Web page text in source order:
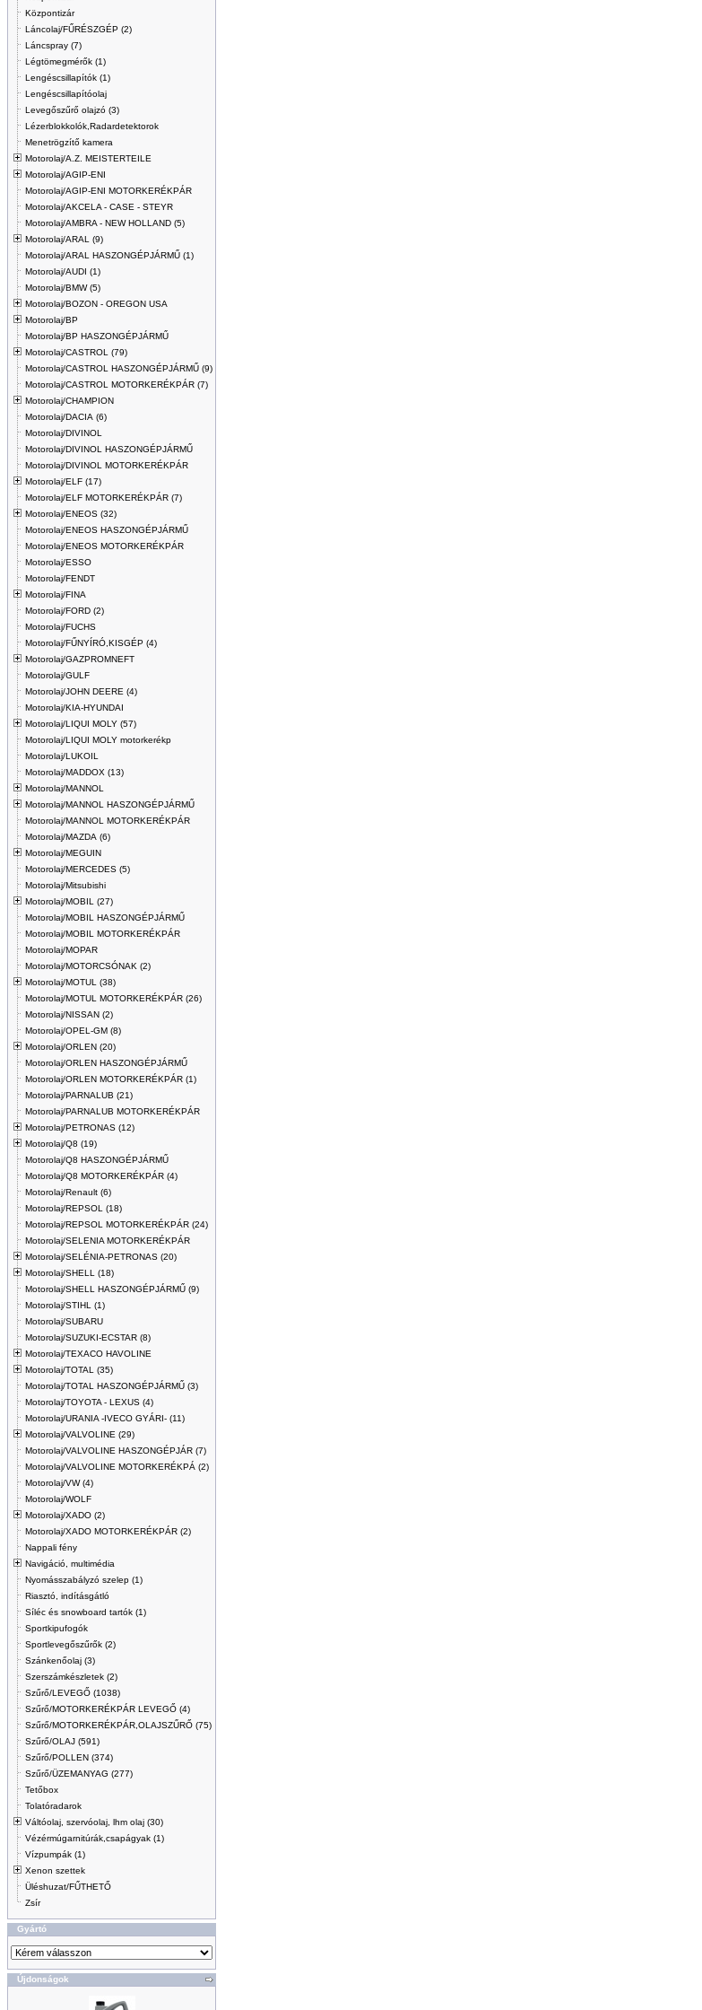
Központizár
Láncolaj/FŰRÉSZGÉP (2)
Láncspray (7)
Légtömegmérők (1)
Lengéscsillapítók (1)
Lengéscsillapítóolaj
Levegőszűrő olajzó (3)
Lézerblokkolók,Radardetektorok
Menetrögzítő kamera
Motorolaj/A.Z. MEISTERTEILE
Motorolaj/AGIP-ENI
Motorolaj/AGIP-ENI MOTORKERÉKPÁR
Motorolaj/AKCELA - CASE - STEYR
Motorolaj/AMBRA - NEW HOLLAND (5)
Motorolaj/ARAL (9)
Motorolaj/ARAL HASZONGÉPJÁRMŰ (1)
Motorolaj/AUDI (1)
Motorolaj/BMW (5)
Motorolaj/BOZON - OREGON USA
Motorolaj/BP
Motorolaj/BP HASZONGÉPJÁRMŰ
Motorolaj/CASTROL (79)
Motorolaj/CASTROL HASZONGÉPJÁRMŰ (9)
Motorolaj/CASTROL MOTORKERÉKPÁR (7)
Motorolaj/CHAMPION
Motorolaj/DACIA (6)
Motorolaj/DIVINOL
Motorolaj/DIVINOL HASZONGÉPJÁRMŰ
Motorolaj/DIVINOL MOTORKERÉKPÁR
Motorolaj/ELF (17)
Motorolaj/ELF MOTORKERÉKPÁR (7)
Motorolaj/ENEOS (32)
Motorolaj/ENEOS HASZONGÉPJÁRMŰ
Motorolaj/ENEOS MOTORKERÉKPÁR
Motorolaj/ESSO
Motorolaj/FENDT
Motorolaj/FINA
Motorolaj/FORD (2)
Motorolaj/FUCHS
Motorolaj/FŰNYÍRÓ,KISGÉP (4)
Motorolaj/GAZPROMNEFT
Motorolaj/GULF
Motorolaj/JOHN DEERE (4)
Motorolaj/KIA-HYUNDAI
Motorolaj/LIQUI MOLY (57)
Motorolaj/LIQUI MOLY motorkerékp
Motorolaj/LUKOIL
Motorolaj/MADDOX (13)
Motorolaj/MANNOL
Motorolaj/MANNOL HASZONGÉPJÁRMŰ
Motorolaj/MANNOL MOTORKERÉKPÁR
Motorolaj/MAZDA (6)
Motorolaj/MEGUIN
Motorolaj/MERCEDES (5)
Motorolaj/Mitsubishi
Motorolaj/MOBIL (27)
Motorolaj/MOBIL HASZONGÉPJÁRMŰ
Motorolaj/MOBIL MOTORKERÉKPÁR
Motorolaj/MOPAR
Motorolaj/MOTORCSÓNAK (2)
Motorolaj/MOTUL (38)
Motorolaj/MOTUL MOTORKERÉKPÁR (26)
Motorolaj/NISSAN (2)
Motorolaj/OPEL-GM (8)
Motorolaj/ORLEN (20)
Motorolaj/ORLEN HASZONGÉPJÁRMŰ
Motorolaj/ORLEN MOTORKERÉKPÁR (1)
Motorolaj/PARNALUB (21)
Motorolaj/PARNALUB MOTORKERÉKPÁR
Motorolaj/PETRONAS (12)
Motorolaj/Q8 (19)
Motorolaj/Q8 HASZONGÉPJÁRMŰ
Motorolaj/Q8 MOTORKERÉKPÁR (4)
Motorolaj/Renault (6)
Motorolaj/REPSOL (18)
Motorolaj/REPSOL MOTORKERÉKPÁR (24)
Motorolaj/SELENIA MOTORKERÉKPÁR
Motorolaj/SELÉNIA-PETRONAS (20)
Motorolaj/SHELL (18)
Motorolaj/SHELL HASZONGÉPJÁRMŰ (9)
Motorolaj/STIHL (1)
Motorolaj/SUBARU
Motorolaj/SUZUKI-ECSTAR (8)
Motorolaj/TEXACO HAVOLINE
Motorolaj/TOTAL (35)
Motorolaj/TOTAL HASZONGÉPJÁRMŰ (3)
Motorolaj/TOYOTA - LEXUS (4)
Motorolaj/URANIA -IVECO GYÁRI- (11)
Motorolaj/VALVOLINE (29)
Motorolaj/VALVOLINE HASZONGÉPJÁR (7)
Motorolaj/VALVOLINE MOTORKERÉKPÁ (2)
Motorolaj/VW (4)
Motorolaj/WOLF
Motorolaj/XADO (2)
Motorolaj/XADO MOTORKERÉKPÁR (2)
Nappali fény
Navigáció, multimédia
Nyomásszabályzó szelep (1)
Riasztó, indításgátló
Síléc és snowboard tartók (1)
Sportkipufogók
Sportlevegőszűrők (2)
Szánkenőolaj (3)
Szerszámkészletek (2)
Szűrő/LEVEGŐ (1038)
Szűrő/MOTORKERÉKPÁR LEVEGŐ (4)
Szűrő/MOTORKERÉKPÁR,OLAJSZŰRŐ (75)
Szűrő/OLAJ (591)
Szűrő/POLLEN (374)
Szűrő/ÜZEMANYAG (277)
Tetőbox
Tolatóradarok
Váltóolaj, szervóolaj, lhm olaj (30)
Vézérmúgarnitúrák,csapágyak (1)
Vízpumpák (1)
Xenon szettek
Üléshuzat/FŰTHETŐ
Zsír
Gyártó
Újdonságok